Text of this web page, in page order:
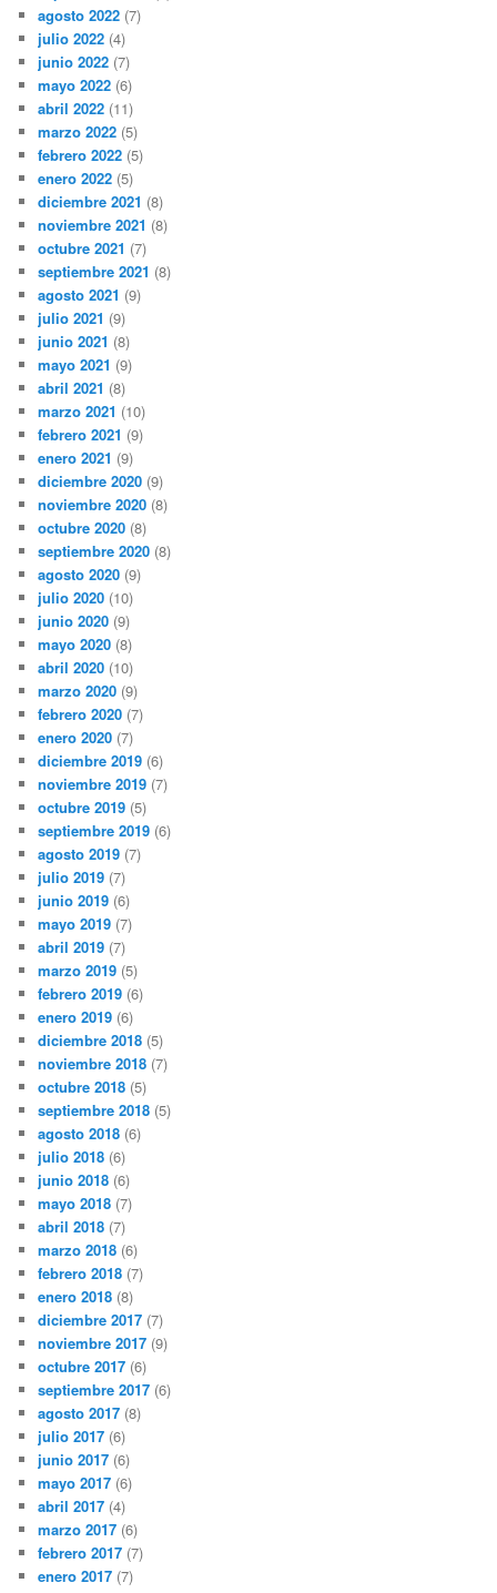
agosto 2022 (7)
julio 2022 (4)
junio 2022 (7)
mayo 2022 (6)
abril 2022 (11)
marzo 2022 (5)
febrero 2022 (5)
enero 2022 (5)
diciembre 2021 (8)
noviembre 2021 (8)
octubre 2021 (7)
septiembre 2021 (8)
agosto 2021 (9)
julio 2021 (9)
junio 2021 (8)
mayo 2021 (9)
abril 2021 (8)
marzo 2021 (10)
febrero 2021 (9)
enero 2021 (9)
diciembre 2020 (9)
noviembre 2020 (8)
octubre 2020 (8)
septiembre 2020 (8)
agosto 2020 (9)
julio 2020 (10)
junio 2020 (9)
mayo 2020 (8)
abril 2020 (10)
marzo 2020 (9)
febrero 2020 (7)
enero 2020 (7)
diciembre 2019 (6)
noviembre 2019 (7)
octubre 2019 (5)
septiembre 2019 (6)
agosto 2019 (7)
julio 2019 (7)
junio 2019 (6)
mayo 2019 (7)
abril 2019 (7)
marzo 2019 (5)
febrero 2019 (6)
enero 2019 (6)
diciembre 2018 (5)
noviembre 2018 (7)
octubre 2018 (5)
septiembre 2018 (5)
agosto 2018 (6)
julio 2018 (6)
junio 2018 (6)
mayo 2018 (7)
abril 2018 (7)
marzo 2018 (6)
febrero 2018 (7)
enero 2018 (8)
diciembre 2017 (7)
noviembre 2017 (9)
octubre 2017 (6)
septiembre 2017 (6)
agosto 2017 (8)
julio 2017 (6)
junio 2017 (6)
mayo 2017 (6)
abril 2017 (4)
marzo 2017 (6)
febrero 2017 (7)
enero 2017 (7)